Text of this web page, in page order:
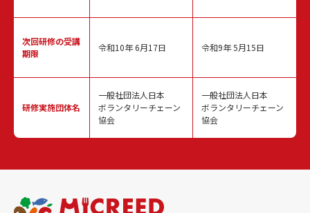
次回研修の受講
期限
研修実施団体名
令和10年 6月17日
一般社団法人日本
ボランタリーチェーン
協会
令和9年 5月15日
一般社団法人日本
ボランタリーチェーン
協会